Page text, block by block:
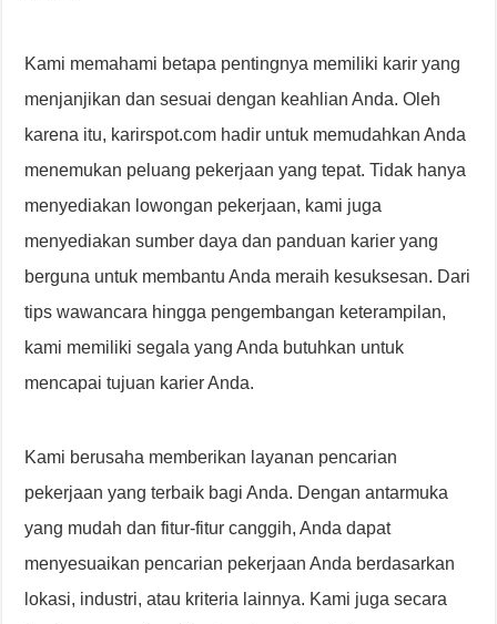
Kami memahami betapa pentingnya memiliki karir yang
menjanjikan dan sesuai dengan keahlian Anda. Oleh
karena itu, karirspot.com hadir untuk memudahkan Anda
menemukan peluang pekerjaan yang tepat. Tidak hanya
menyediakan lowongan pekerjaan, kami juga
menyediakan sumber daya dan panduan karier yang
berguna untuk membantu Anda meraih kesuksesan. Dari
tips wawancara hingga pengembangan keterampilan,
kami memiliki segala yang Anda butuhkan untuk
mencapai tujuan karier Anda.
Kami berusaha memberikan layanan pencarian
pekerjaan yang terbaik bagi Anda. Dengan antarmuka
yang mudah dan fitur-fitur canggih, Anda dapat
menyesuaikan pencarian pekerjaan Anda berdasarkan
lokasi, industri, atau kriteria lainnya. Kami juga secara